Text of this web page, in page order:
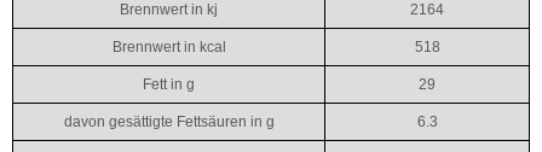
Brennwert in kj 2164
Brennwert in kcal 518
Fett in g 29
davon gesättigte Fettsäuren in g 6.3